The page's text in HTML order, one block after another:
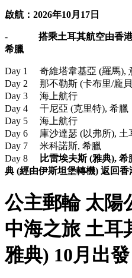
啟航：2026年10月17日
- 搭乘土耳其航空由香
希臘
Day 1 奇維塔韋基亞 (羅馬),
Day 2 那不勒斯 (卡布里/龐貝
Day 3 海上航行
Day 4 干尼亞 (克里特), 希臘
Day 5 海上航行
Day 6 庫沙達瑟 (以弗所), 土
Day 7 米科諾斯, 希臘
Day 8
比雷埃夫斯 (雅典),
典 (經由伊斯坦堡轉機) 返回香
公主郵輪 太陽
中海之旅 土耳
雅典) 10月出